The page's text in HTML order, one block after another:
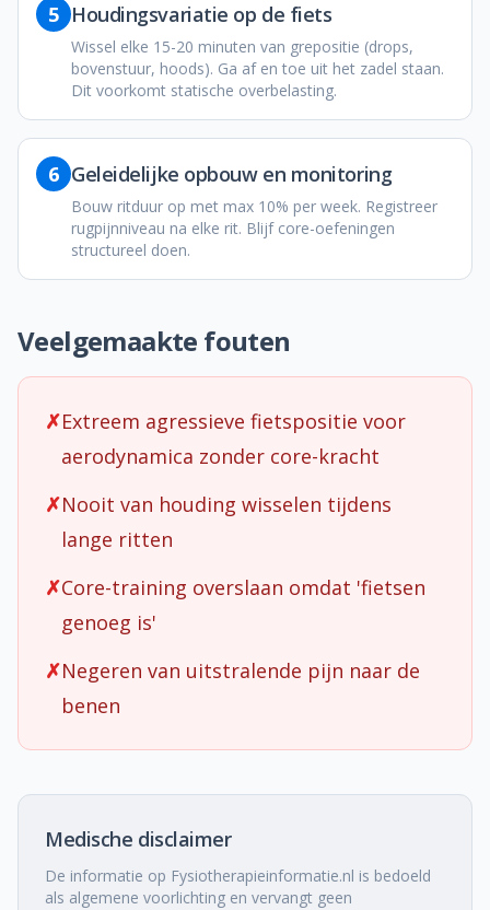
5 Houdingsvariatie op de fiets
Wissel elke 15-20 minuten van grepositie (drops,
bovenstuur, hoods). Ga af en toe uit het zadel staan.
Dit voorkomt statische overbelasting.
6 Geleidelijke opbouw en monitoring
Bouw ritduur op met max 10% per week. Registreer
rugpijnniveau na elke rit. Blijf core-oefeningen
structureel doen.
Veelgemaakte fouten
✗Extreem agressieve fietspositie voor
aerodynamica zonder core-kracht
✗Nooit van houding wisselen tijdens
lange ritten
✗Core-training overslaan omdat 'fietsen
genoeg is'
✗Negeren van uitstralende pijn naar de
benen
Medische disclaimer
De informatie op Fysiotherapieinformatie.nl is bedoeld
als algemene voorlichting en vervangt geen